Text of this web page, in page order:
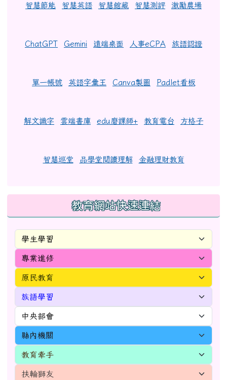
智慧節能 智慧英語 智慧館藏 智慧測評 激勵農場
ChatGPT Gemini 遠端桌面 人事eCPA 族語認證
單一帳號 英語字彙王 Canva製圖 Padlet看板
解文識字 雲端書庫 edu磨課師+ 教育電台 方格子
智慧巡堂 品學堂閱讀理解 金融理財教育
教育網站快速連結